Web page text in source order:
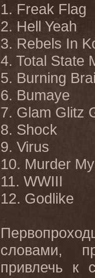
1. Freak Flag
2. Hell Yeah
3. Rebels In
4. Total State
5. Burning
6. Bumaye
7. Glam Glitz
8. Shock
9. Virus
10. Murder
11. WWIII
12. Godlike
словами,
привлечь к